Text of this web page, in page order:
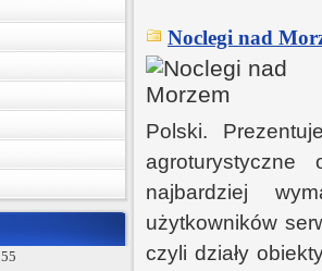
55
Noclegi nad
Polski.
najbardziej
użytkowników
czyli działy